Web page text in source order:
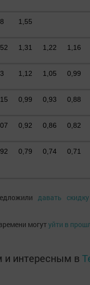
1,55
1,31 1,22 1,16
1,12 1,05 0,99
0,99 0,93 0,88
0,92 0,86 0,82
0,79 0,74 0,71
давать
могутуйти в
интересным в